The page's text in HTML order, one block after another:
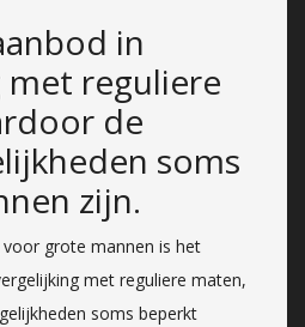
in
reguliere
de
soms
zijn.
voor grote mannen is het
met reguliere maten,
soms beperkt